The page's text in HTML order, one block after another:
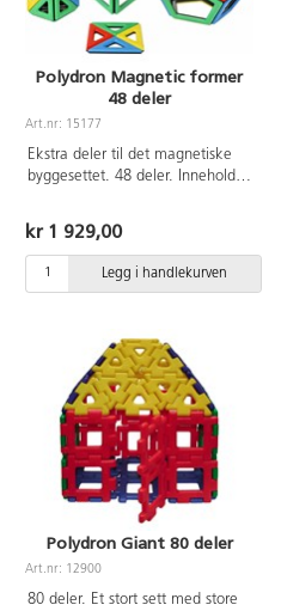
Polydron Magnetic former
48 deler
Art.nr: 15177
Ekstra deler til det magnetiske
byggesettet. 48 deler. Inneholder
pentagoner. Side på pentagon
måler 6 cm. Vaskeråd:
Håndvaskes med alkoholbasert
overflatedesinfisering. Av ABS.
kr 1 929,00
Legg i handlekurven
Polydron Giant 80 deler
Art.nr: 12900
80 deler. Et stort sett med store